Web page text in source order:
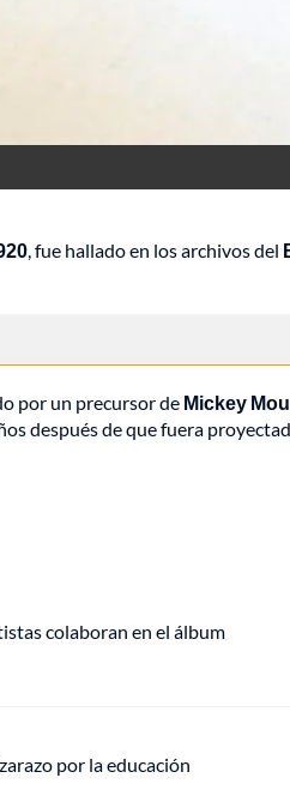
, fue hallado en los archivos del
por un precursor de Mickey
después de que fuera
colaboran en el álbum
por la educación